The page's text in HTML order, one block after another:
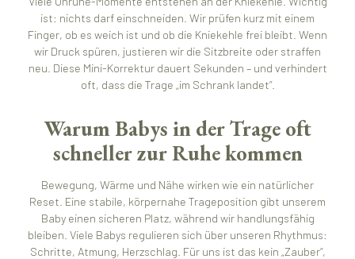
ist: nichts darf einschneiden. Wir prüfen kurz mit einem
Finger, ob es weich ist und ob die Kniekehle frei bleibt. Wenn
wir Druck spüren, justieren wir die Sitzbreite oder straffen
neu. Diese Mini-Korrektur dauert Sekunden – und verhindert
oft, dass die Trage „im Schrank landet“.
Warum Babys in der Trage oft
schneller zur Ruhe kommen
Bewegung, Wärme und Nähe wirken wie ein natürlicher
Reset. Eine stabile, körpernahe Trageposition gibt unserem
Baby einen sicheren Platz, während wir handlungsfähig
bleiben. Viele Babys regulieren sich über unseren Rhythmus:
Schritte, Atmung, Herzschlag. Für uns ist das kein „Zauber“,